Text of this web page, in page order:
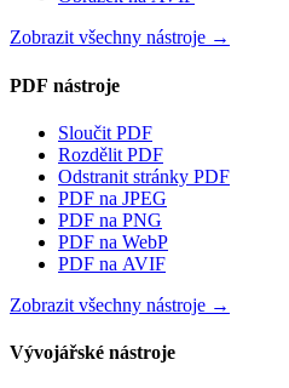
Zobrazit všechny nástroje →
PDF nástroje
Sloučit PDF
Rozdělit PDF
Odstranit stránky PDF
PDF na JPEG
PDF na PNG
PDF na WebP
PDF na AVIF
Zobrazit všechny nástroje →
Vývojářské nástroje